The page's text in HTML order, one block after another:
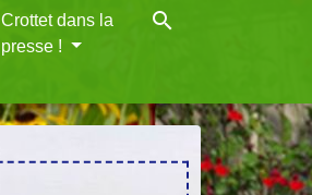
Crottet dans la
presse !
search